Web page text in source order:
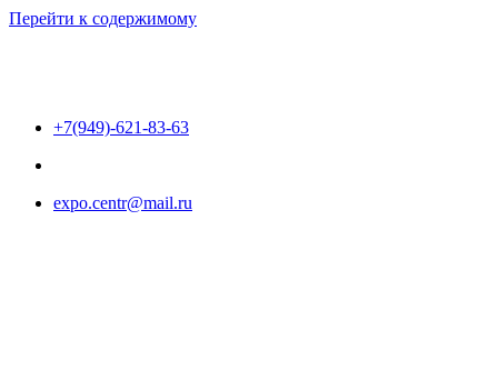
Перейти к содержимому
+7(949)-621-83-63
expo.centr@mail.ru